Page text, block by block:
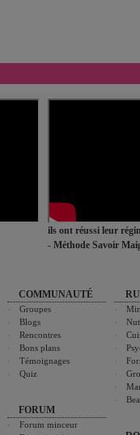
ils ont réussi leur
- Méthode Savoir
COMMUNAUTÉ
Groupes
Blogs
Rencontres
Bons plans
Témoignages
Quiz
FORUM
Forum minceur